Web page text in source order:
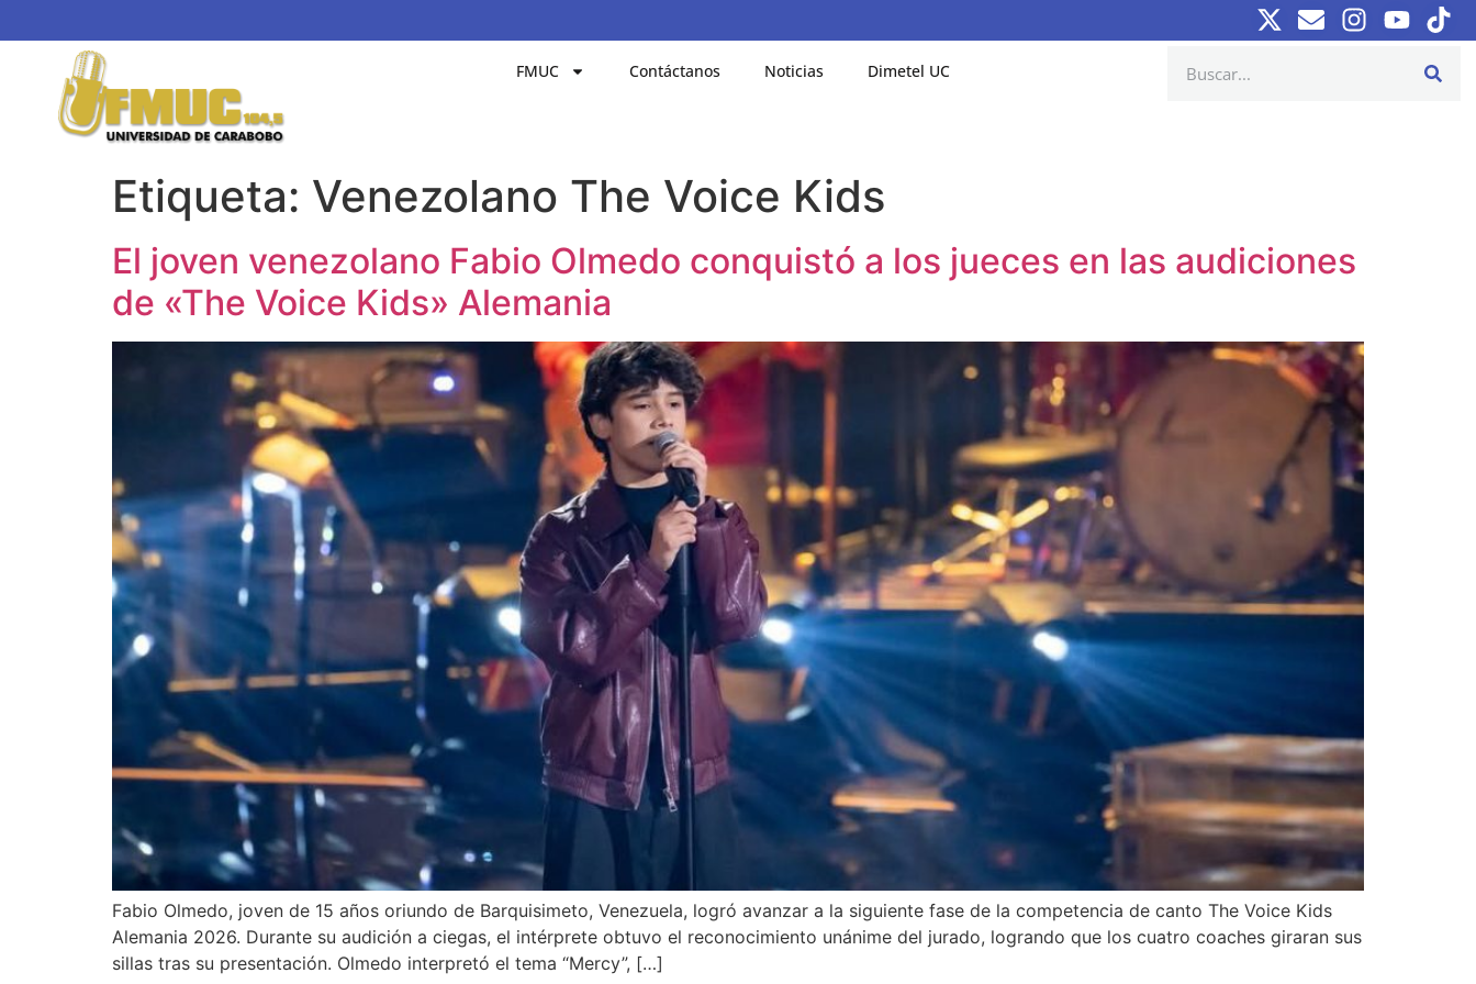
FMUC Contáctanos Noticias Dimetel UC
Etiqueta: Venezolano The Voice Kids
El joven venezolano Fabio Olmedo conquistó a los jueces en las audiciones
de «The Voice Kids» Alemania
Fabio Olmedo, joven de 15 años oriundo de Barquisimeto, Venezuela, logró avanzar a la siguiente fase de la competencia de canto The Voice Kids
Alemania 2026. Durante su audición a ciegas, el intérprete obtuvo el reconocimiento unánime del jurado, logrando que los cuatro coaches giraran sus
sillas tras su presentación. Olmedo interpretó el tema “Mercy”, […]